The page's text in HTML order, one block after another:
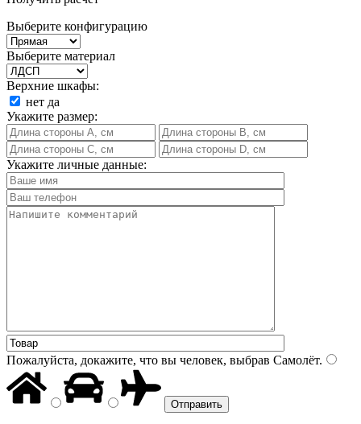
Выберите конфигурацию
Выберите материал
Верхние шкафы:
нет да
Укажите размер:
Укажите личные данные:
Пожалуйста, докажите, что вы человек, выбрав Самолёт.